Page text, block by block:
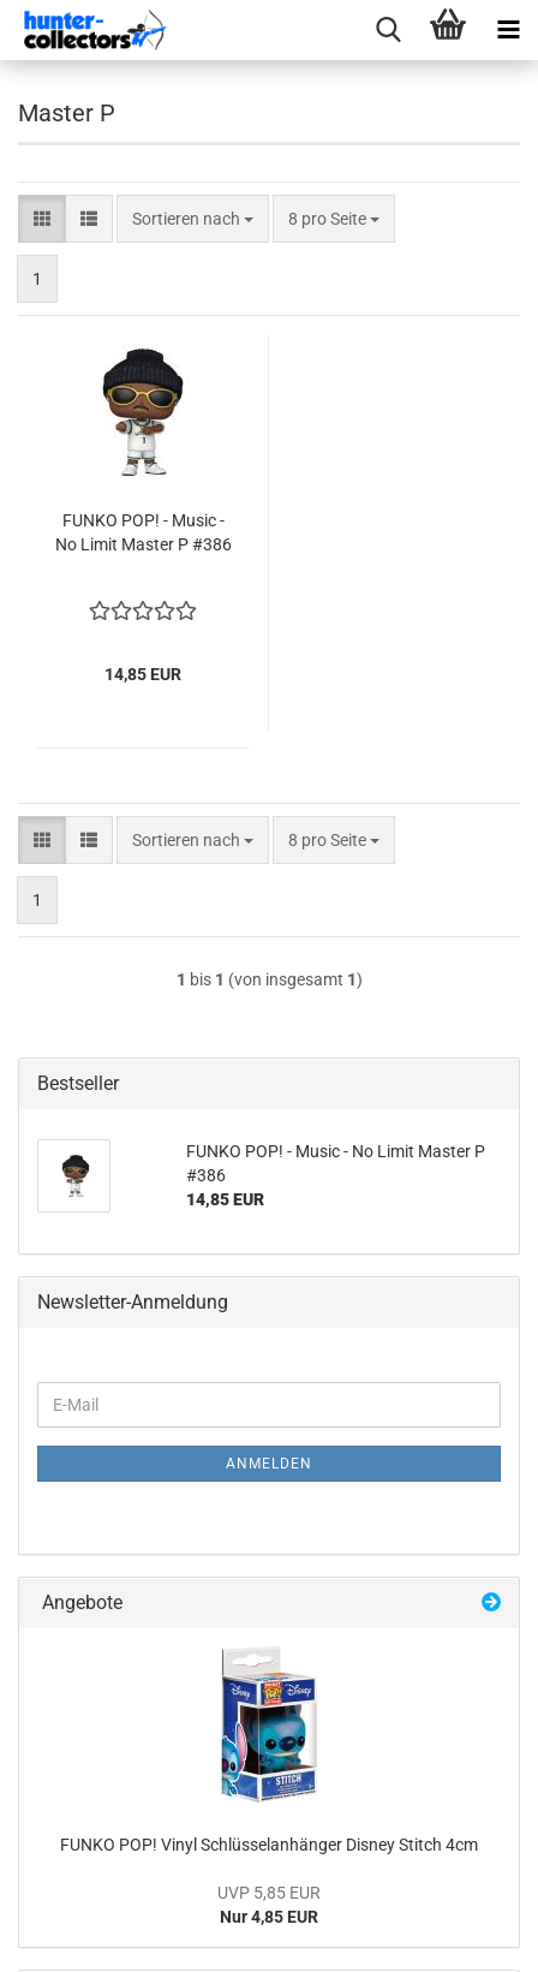
Master P
Sortieren nach
Sortieren nach 8 pro Seite
pro Seite
1
FUNKO POP! - Music -
No Limit Mas­ter P #386
14,85 EUR
Sortieren nach
Sortieren nach 8 pro Seite
pro Seite
1
1 bis 1 (von insgesamt 1)
Bestseller
FUNKO POP! - Music - No Limit Mas­ter P
#386
14,85 EUR
Newsletter-Anmeldung
ZUR
E-
Mail
ANMELDEN
Angebote
FUNKO POP! Vinyl Schlüs­sel­an­hän­ger Dis­ney Stitch 4cm
UVP 5,85 EUR
Nur 4,85 EUR